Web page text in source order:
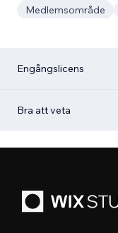
Medlemsområde
Engångslicens
Bra att veta